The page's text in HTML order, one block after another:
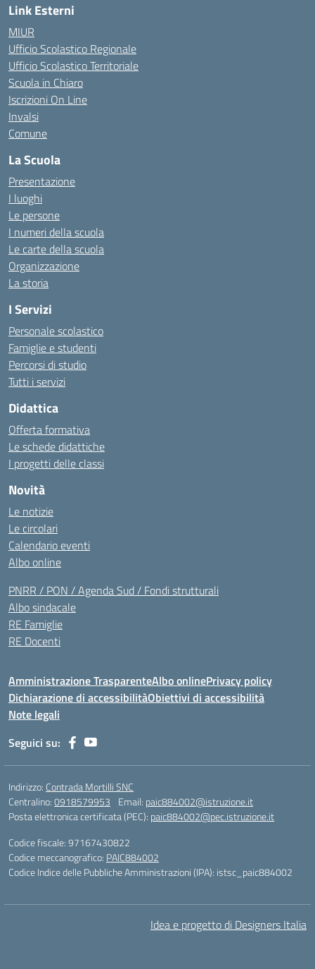
Link Esterni
MIUR
Ufficio Scolastico Regionale
Ufficio Scolastico Territoriale
Scuola in Chiaro
Iscrizioni On Line
Invalsi
Comune
La Scuola
Presentazione
I luoghi
Le persone
I numeri della scuola
Le carte della scuola
Organizzazione
La storia
I Servizi
Personale scolastico
Famiglie e studenti
Percorsi di studio
Tutti i servizi
Didattica
Offerta formativa
Le schede didattiche
I progetti delle classi
Novità
Le notizie
Le circolari
Calendario eventi
Albo online
PNRR / PON / Agenda Sud / Fondi strutturali
Albo sindacale
RE Famiglie
RE Docenti
Amministrazione TrasparenteAlbo onlinePrivacy policy
Dichiarazione di accessibilitàObiettivi di accessibilità
Note legali
Seguici su:
Indirizzo: Contrada Mortilli SNC
Centralino:0918579953 Email: paic884002@istruzione.it
Posta elettronica certificata (PEC): paic884002@pec.istruzione.it
Codice fiscale: 97167430822
Codice meccanografico: PAIC884002
Codice Indice delle Pubbliche Amministrazioni (IPA): istsc_paic884002
Idea e progetto di Designers Italia